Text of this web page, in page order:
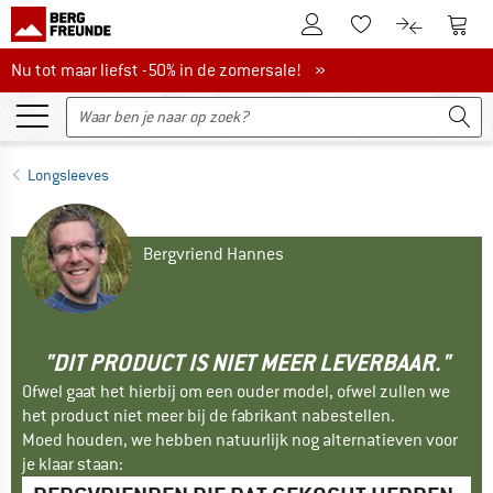
De klantenaccount
Naar deNaar de
Nu tot maar liefst -50% in de zomersale!
Nu tot maar liefst -50% in de zomersale! »
Longsleeves
Bergvriend Hannes
"DIT PRODUCT IS NIET MEER LEVERBAAR."
Ofwel gaat het hierbij om een ouder model, ofwel zullen we
het product niet meer bij de fabrikant nabestellen.
Moed houden, we hebben natuurlijk nog alternatieven voor
je klaar staan: